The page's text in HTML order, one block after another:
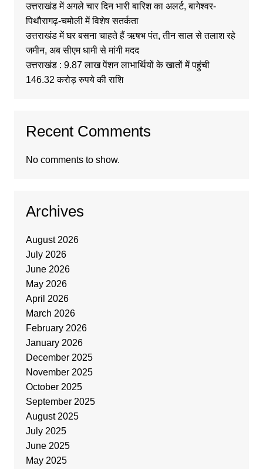
उत्तराखंड में अगले चार दिन भारी बारिश का अलर्ट, बागेश्वर-
पिथौरागढ़-चमोली में विशेष सतर्कता
उत्तराखंड में घर बसना चाहते हैं ऋषभ पंत, तीन साल से तलाश रहे
जमीन, अब सीएम धामी से मांगी मदद
उत्तराखंड : 9.87 लाख पेंशन लाभार्थियों के खातों में पहुंची
146.32 करोड़ रुपये की राशि
Recent Comments
No comments to show.
Archives
August 2026
July 2026
June 2026
May 2026
April 2026
March 2026
February 2026
January 2026
December 2025
November 2025
October 2025
September 2025
August 2025
July 2025
June 2025
May 2025